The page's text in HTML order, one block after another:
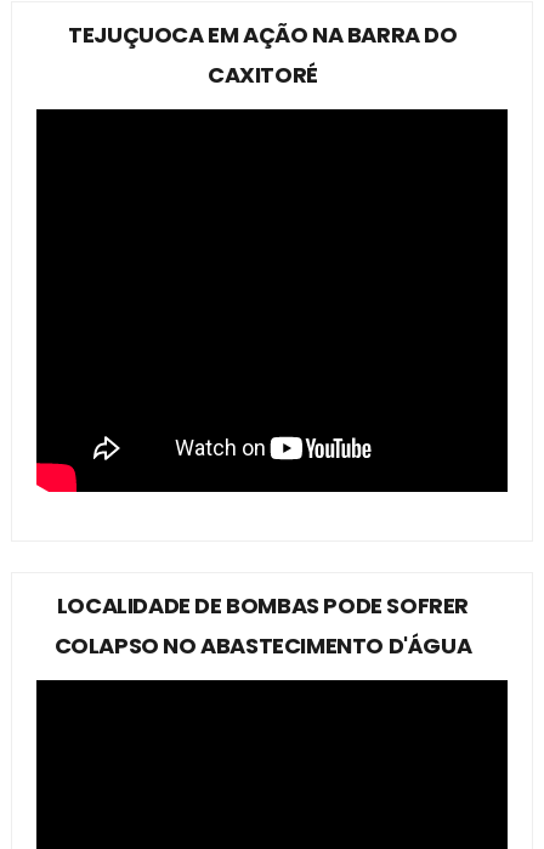
TEJUÇUOCA EM AÇÃO NA BARRA DO
CAXITORÉ
LOCALIDADE DE BOMBAS PODE SOFRER
COLAPSO NO ABASTECIMENTO D'ÁGUA